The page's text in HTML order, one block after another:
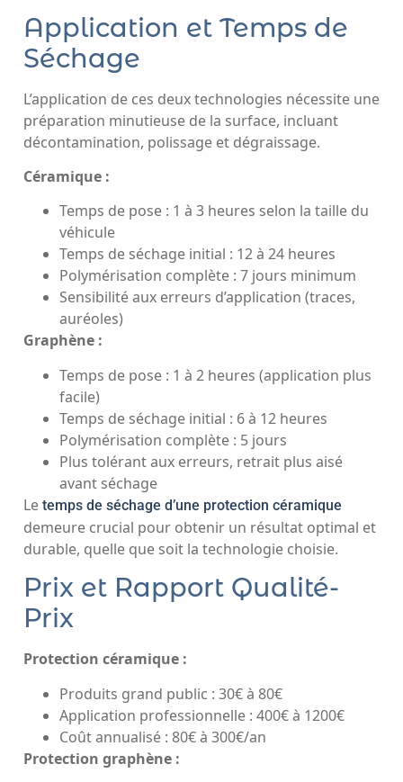
Application et Temps de
Séchage
L’application de ces deux technologies nécessite une
préparation minutieuse de la surface, incluant
décontamination, polissage et dégraissage.
Céramique :
Temps de pose : 1 à 3 heures selon la taille du
véhicule
Temps de séchage initial : 12 à 24 heures
Polymérisation complète : 7 jours minimum
Sensibilité aux erreurs d’application (traces,
auréoles)
Graphène :
Temps de pose : 1 à 2 heures (application plus
facile)
Temps de séchage initial : 6 à 12 heures
Polymérisation complète : 5 jours
Plus tolérant aux erreurs, retrait plus aisé
avant séchage
Le temps de séchage d’une protection céramique
demeure crucial pour obtenir un résultat optimal et
durable, quelle que soit la technologie choisie.
Prix et Rapport Qualité-
Prix
Protection céramique :
Produits grand public : 30€ à 80€
Application professionnelle : 400€ à 1200€
Coût annualisé : 80€ à 300€/an
Protection graphène :